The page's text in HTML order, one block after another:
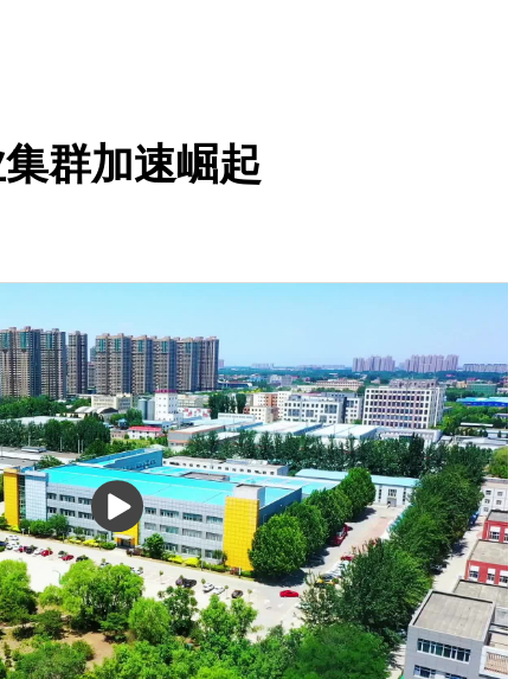
群加速崛起
播
放